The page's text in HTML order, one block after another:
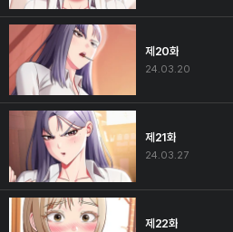
제20화
24.03.20
제21화
24.03.27
제22화